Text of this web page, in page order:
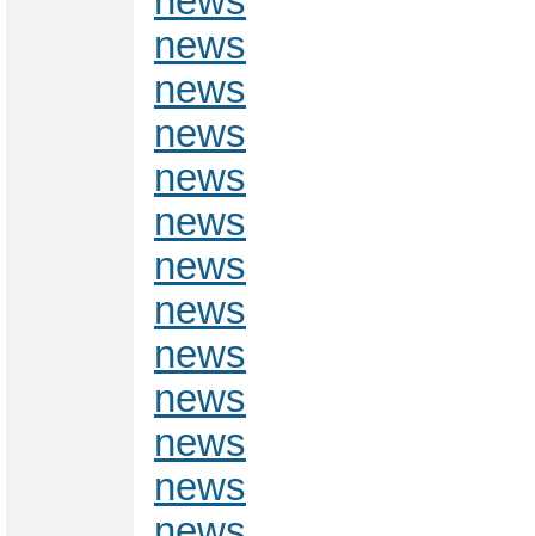
news
news
news
news
news
news
news
news
news
news
news